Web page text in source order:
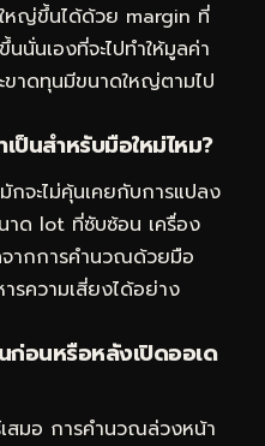
หญ่ขึ้นได้ด้วย margin ที่
นเองที่จะไปทำให้มูลค่า
ขาดทุนมีขนาดใหญ่ตามไป
ป็นสำหรับมือใหม่ไหม?
กจะไม่คุ้นเคยกับการแปลง
าด lot ที่ซับซ้อน เครื่อง
ากการคำนวณด้วยมือ
รความเสี่ยงได้อย่าง
ก่อนหรือหลังเปิดออเด
สมอ การคำนวณล่วงหน้า